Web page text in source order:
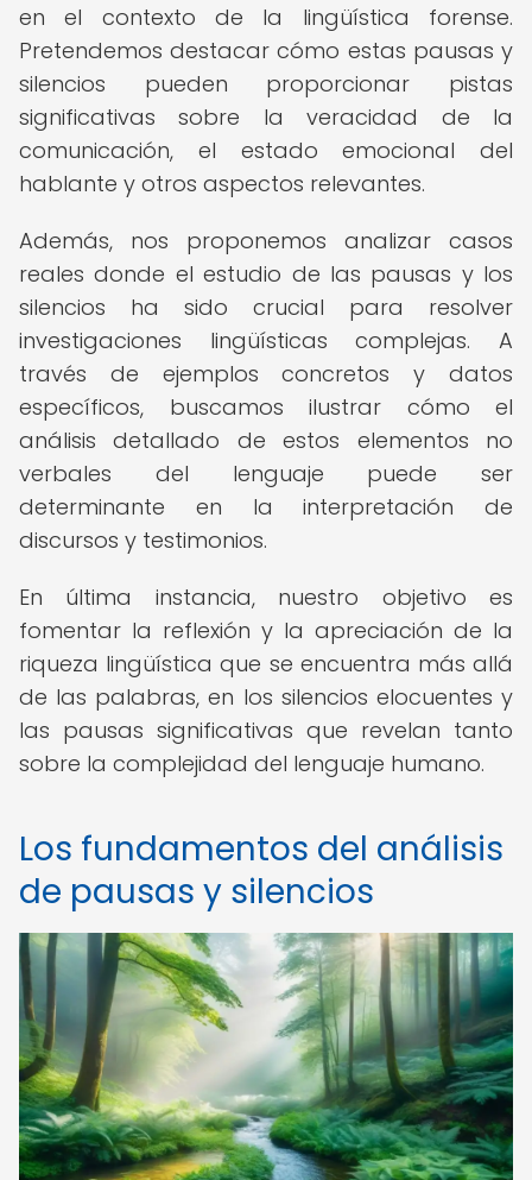
en el contexto de la lingüística forense.
Pretendemos destacar cómo estas pausas y
silencios pueden proporcionar pistas
significativas sobre la veracidad de la
comunicación, el estado emocional del
hablante y otros aspectos relevantes.
Además, nos proponemos analizar casos
reales donde el estudio de las pausas y los
silencios ha sido crucial para resolver
investigaciones lingüísticas complejas. A
través de ejemplos concretos y datos
específicos, buscamos ilustrar cómo el
análisis detallado de estos elementos no
verbales del lenguaje puede ser
determinante en la interpretación de
discursos y testimonios.
En última instancia, nuestro objetivo es
fomentar la reflexión y la apreciación de la
riqueza lingüística que se encuentra más allá
de las palabras, en los silencios elocuentes y
las pausas significativas que revelan tanto
sobre la complejidad del lenguaje humano.
Los fundamentos del análisis
de pausas y silencios